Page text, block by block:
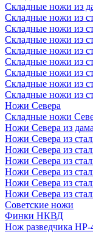
Складные ножи из
Складные ножи из
Складные ножи из
Складные ножи из
Складные ножи из
Складные ножи из
Складные ножи из
Складные ножи из
Складные ножи из
Ножи Севера
Складные ножи
Ножи Севера из
Ножи Севера из
Ножи Севера из
Ножи Севера из
Ножи Севера из
Ножи Севера из
Ножи Севера из
Советские ножи
Финки НКВД
Нож разведчика НР-